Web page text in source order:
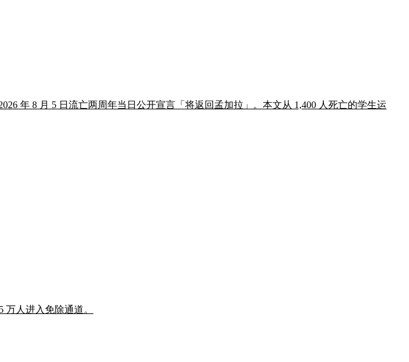
年 8 月 5 日流亡两周年当日公开宣言「将返回孟加拉」。本文从 1,400 人死亡的学生运
人进入免除通道。